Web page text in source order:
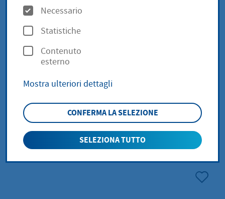
O
p
z
i
n
Necessario
Statistiche
Contenuto
esterno
Mostra ulteriori dettagli
CONFERMA LA SELEZIONE
SELEZIONA TUTTO